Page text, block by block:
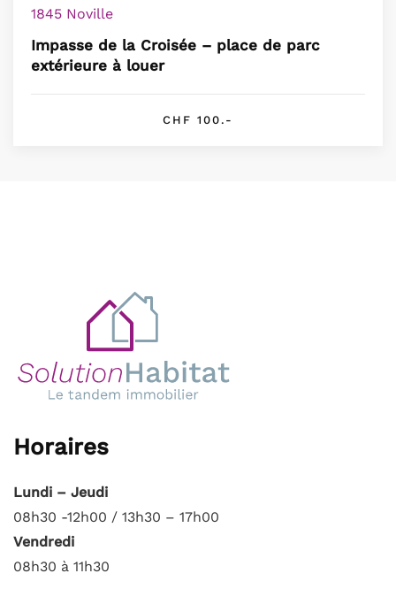
1845 Noville
Impasse de la Croisée – place de parc
extérieure à louer
CHF 100.-
Horaires
Lundi – Jeudi
08h30 -12h00 / 13h30 – 17h00
Vendredi
08h30 à 11h30